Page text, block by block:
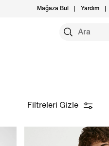
Mağaza Bul Yardım
Filtreleri Gizle